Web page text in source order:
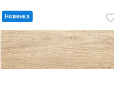
Новинка